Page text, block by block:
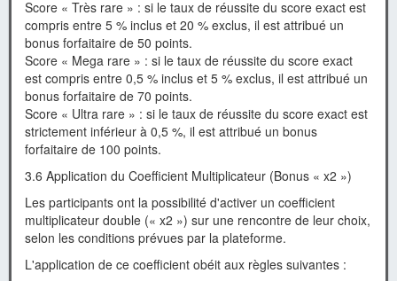
Score « Très rare » : si le taux de réussite du score exact est
compris entre 5 % inclus et 20 % exclus, il est attribué un
bonus forfaitaire de 50 points.
Score « Mega rare » : si le taux de réussite du score exact
est compris entre 0,5 % inclus et 5 % exclus, il est attribué un
bonus forfaitaire de 70 points.
Score « Ultra rare » : si le taux de réussite du score exact est
strictement inférieur à 0,5 %, il est attribué un bonus
forfaitaire de 100 points.
3.6 Application du Coefficient Multiplicateur (Bonus « x2 »)
Les participants ont la possibilité d'activer un coefficient
multiplicateur double (« x2 ») sur une rencontre de leur choix,
selon les conditions prévues par la plateforme.
L'application de ce coefficient obéit aux règles suivantes :